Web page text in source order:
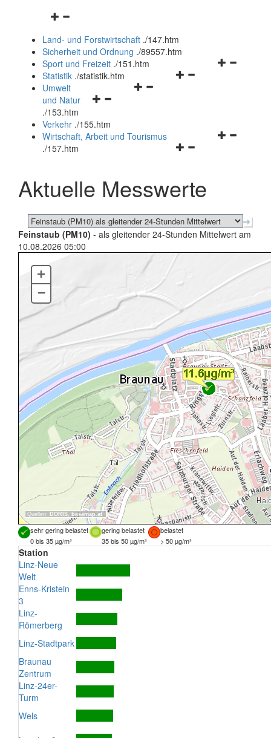
Navigationsmenü
und
schließen
Land- und Forstwirtschaft ./147.htm
Sicherheit und Ordnung ./89557.htm
Navigationsmenü
Sport und Freizeit ./151.htm
Navigationsmenü
Statistik ./statistik.htm
Navigationsmenü
und
schließen
Umwelt
und Natur
./153.htm
Verkehr ./155.htm
Navigationsmenü
schließen
Wirtschaft, Arbeit und Tourismus
./157.htm
Aktuelle Messwerte
Feinstaub (PM10) - als gleitender 24-Stunden Mittelwert am
10.08.2026 05:00
Quellen: DORIS, basemap.at
+
–
sehr gering belastet gering belastet
belastet
0 bis 35 µg/m³
35 bis 50 µg/m³ > 50 µg/m³
Station
Linz-Neue
Welt
Enns-Kristein
3
Linz-
Römerberg
Linz-Stadtpark
Braunau
Zentrum
Linz-24er-
Turm
Wels